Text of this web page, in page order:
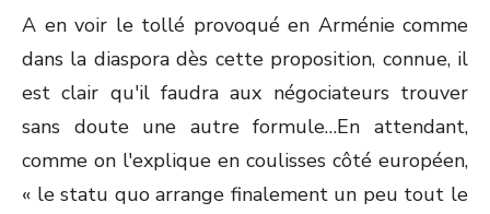
A en voir le tollé provoqué en Arménie comme
dans la diaspora dès cette proposition, connue, il
est clair qu'il faudra aux négociateurs trouver
sans doute une autre formule…En attendant,
comme on l'explique en coulisses côté européen,
« le statu quo arrange finalement un peu tout le